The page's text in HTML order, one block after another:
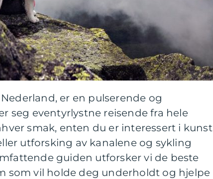
er en pulserende og
seg eventyrlystne reisende fra hele
smak, enten du er interessert i kunst
utforsking av kanalene og sykling
guiden utforsker vi de beste
som vil holde deg underholdt og hjelpe